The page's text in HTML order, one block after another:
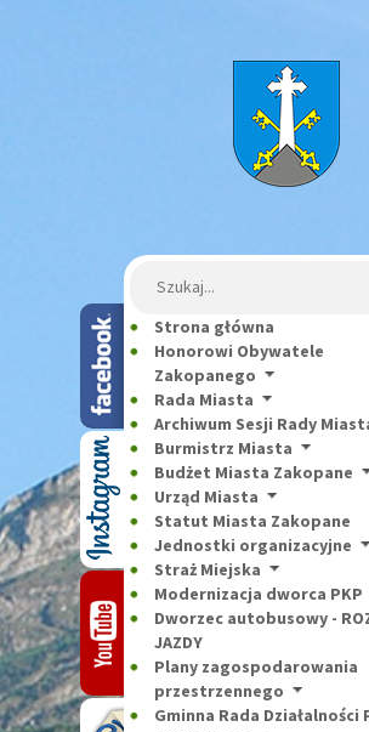
Strona główna
Szukaj:
Strona główna
Honorowi Obywatele
Zakopanego
Rada Miasta
Archiwum Sesji Rady
Burmistrz Miasta
Budżet Miasta Zakopane
Urząd Miasta
Statut Miasta Zakopane
Jednostki organizacyjne
Straż Miejska
Modernizacja dworca PKP
Dworzec autobusowy -
JAZDY
Plany zagospodarowania
przestrzennego
Gminna Rada Działalności